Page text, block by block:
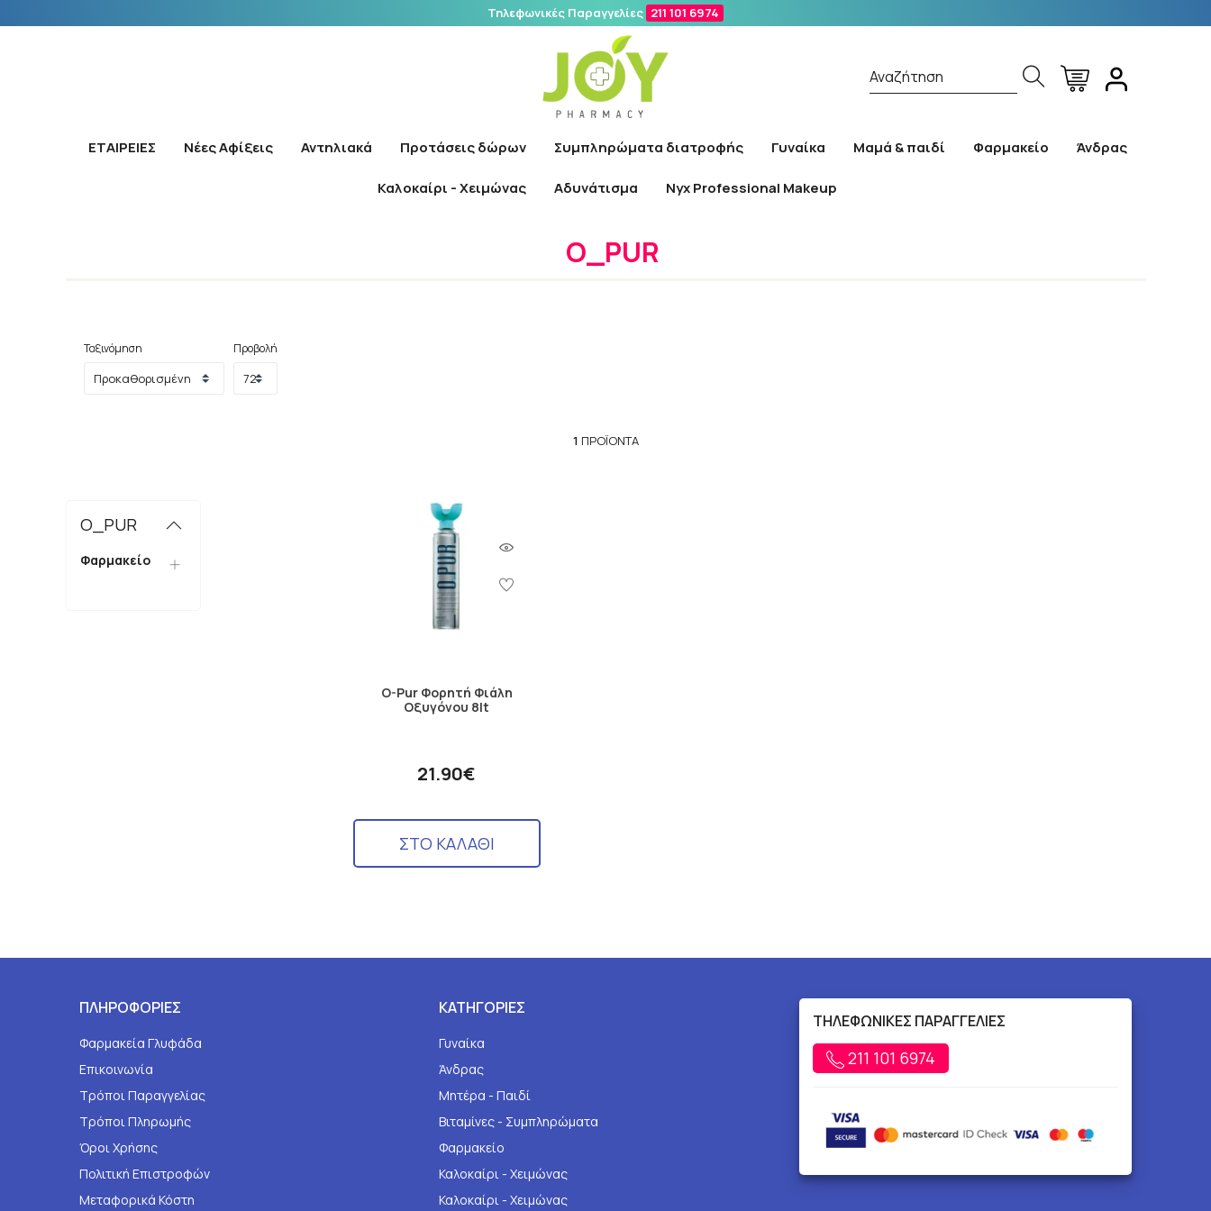
Τηλεφωνικές Παραγγελίες 211 101 6974
Αναζήτηση
ΕΤΑΙΡΕΙΕΣ Νέες Αφίξεις Αντηλιακά Προτάσεις δώρων Συμπληρώματα διατροφής Γυναίκα Μαμά & παιδί Φαρμακείο Άνδρας
Καλοκαίρι - Χειμώνας Αδυνάτισμα Nyx Professional Makeup
Αναζήτηση
Αρχική / Εταιρίες / O_PUR
O_PUR
Ταξινόμηση Προβολή
1 ΠΡΟΪΌΝΤΑ
O_PUR
Φαρμακείο
O-Pur Φορητή Φιάλη
Οξυγόνου 8lt
21.90€
ΣΤΟ ΚΑΛΑΘΙ
ΠΛΗΡΟΦΟΡΙΕΣ
Φαρμακεία Γλυφάδα
Επικοινωνία
Τρόποι Παραγγελίας
Τρόποι Πληρωμής
Όροι Χρήσης
Πολιτική Επιστροφών
Μεταφορικά Κόστη
ΚΑΤΗΓΟΡΙΕΣ
Γυναίκα
Άνδρας
Μητέρα - Παιδί
Βιταμίνες - Συμπληρώματα
Φαρμακείο
Καλοκαίρι - Χειμώνας
Καλοκαίρι - Χειμώνας
ΤΗΛΕΦΩΝΙΚΕΣ ΠΑΡΑΓΓΕΛΙΕΣ
211 101 6974